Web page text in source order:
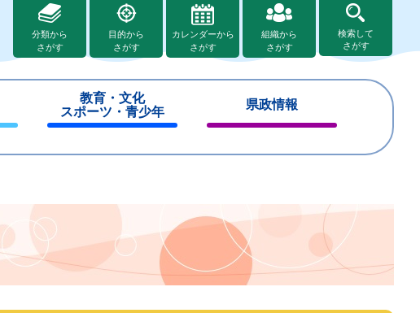
分類から
さがす
目的から
さがす
カレンダーから
さがす
組織から
さがす
検索して
さがす
教育・文化
スポーツ・青少年
じ
県政情報
じ